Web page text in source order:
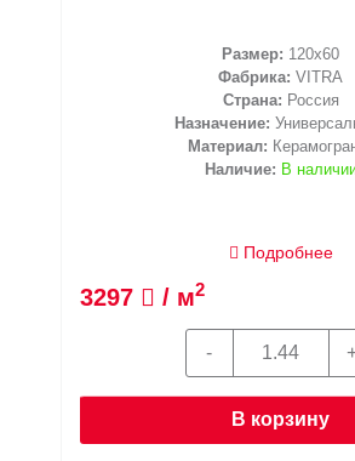
Размер: 120x60
Фабрика: VITRA
Страна: Россия
Назначение:
Материал:
Наличие: В
Подробнее
3297 / м2
В корзину